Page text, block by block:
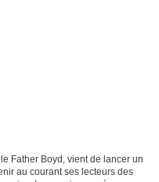
Father Boyd, vient de lancer un
au courant ses lecteurs des